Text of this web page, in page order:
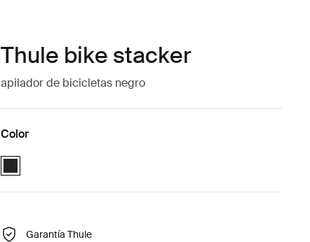
Thule bike stacker
apilador de bicicletas negro
Color
Thule bike stacker Negro (selected)
Garantía Thule